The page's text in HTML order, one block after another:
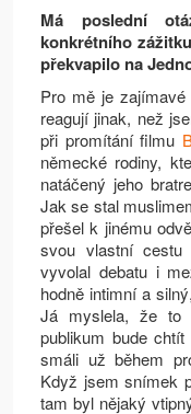
Má poslední
konkrétního
překvapilo na
Pro mě je
reagují jinak, než
při promítání filmu
německé rodiny,
natáčený jeho
Jak se stal
přešel k jinému
svou vlastní
vyvolal debatu i
hodně intimní a
Já myslela, že to
publikum bude
smáli už během
Když jsem snímek
tam byl nějaký